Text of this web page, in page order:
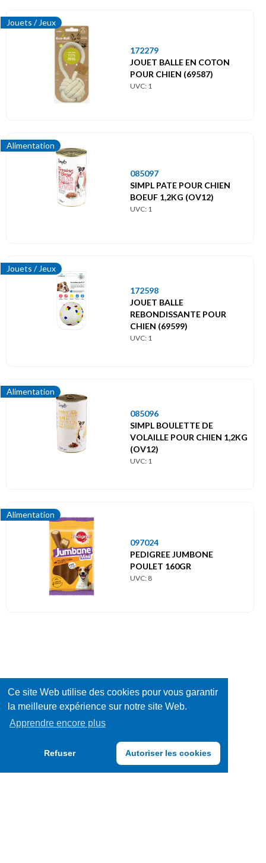
Ce site Web utilise des cookies pour vous garantir
la meilleure expérience sur notre site Web.
Apprendre encore plus
Refuser Autoriser les cookies
Jouets / Jeux
172279
JOUET BALLE EN COTON
POUR CHIEN (69587)
UVC: 1
Alimentation
085097
SIMPL PATE POUR CHIEN
BOEUF 1,2KG (OV12)
UVC: 1
Jouets / Jeux
172598
JOUET BALLE
REBONDISSANTE POUR
CHIEN (69599)
UVC: 1
Alimentation
085096
SIMPL BOULETTE DE
VOLAILLE POUR CHIEN 1,2KG
(OV12)
UVC: 1
Alimentation
097024
PEDIGREE JUMBONE
POULET 160GR
UVC: 8